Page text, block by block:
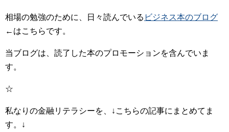
相場の勉強のために、日々読んでいる ビジネス本のブログ
←はこちらです。
当ブログは、読了した本のプロモーションを含んでいま
す。
☆
私なりの金融リテラシーを、↓こちらの記事にまとめてま
す。↓